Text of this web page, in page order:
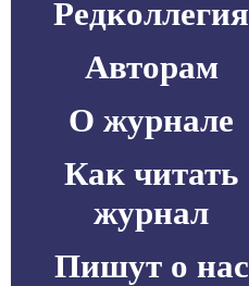
Редколлегия
Авторам
О журнале
Как читать
журнал
Пишут о нас